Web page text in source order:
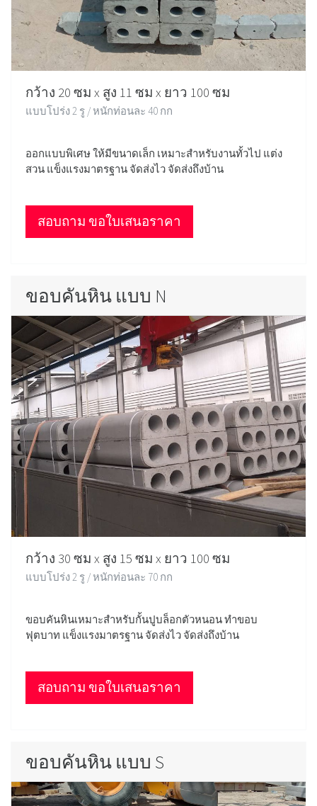
กว้าง 20 ซม x สูง 11 ซม x ยาว 100 ซม
แบบโปร่ง 2 รู / หนักท่อนละ 40 กก
ออกแบบพิเศษ ให้มีขนาดเล็ก เหมาะสำหรับงานทั้วไป แต่ง
สวน แข็งแรงมาตรฐาน จัดส่งไว จัดส่งถึงบ้าน
สอบถาม ขอใบเสนอราคา
ขอบคันหิน แบบ N
กว้าง 30 ซม x สูง 15 ซม x ยาว 100 ซม
แบบโปร่ง 2 รู / หนักท่อนละ 70 กก
ขอบคันหินเหมาะสำหรับกั้นปูบล็อกตัวหนอน ทำขอบ
ฟุตบาท แข็งแรงมาตรฐาน จัดส่งไว จัดส่งถึงบ้าน
สอบถาม ขอใบเสนอราคา
ขอบคันหิน แบบ S